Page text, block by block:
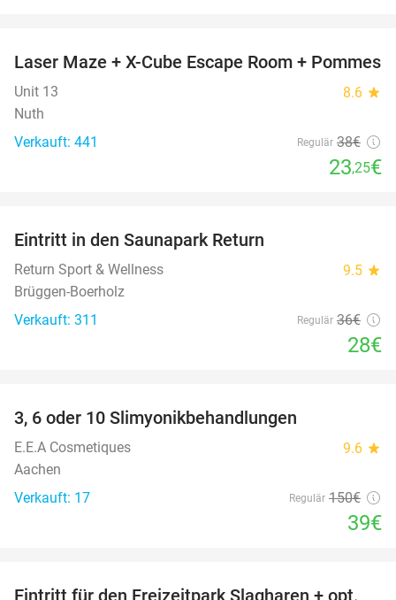
39%
Laser Maze + X-Cube Escape Room + Pommes
Unit 13 8.6 star
Nuth
Verkauft: 441
Regulär 38€
23,25€
Eintritt in den Saunapark Return
Return Sport & Wellness 9.5 star
Brüggen-Boerholz
Verkauft: 311
Regulär 36€
28€
3, 6 oder 10 Slimyonikbehandlungen
E.E.A Cosmetiques 9.6 star
Aachen
Verkauft: 17
Regulär 150€
39€
Eintritt für den Freizeitpark Slagharen + opt.